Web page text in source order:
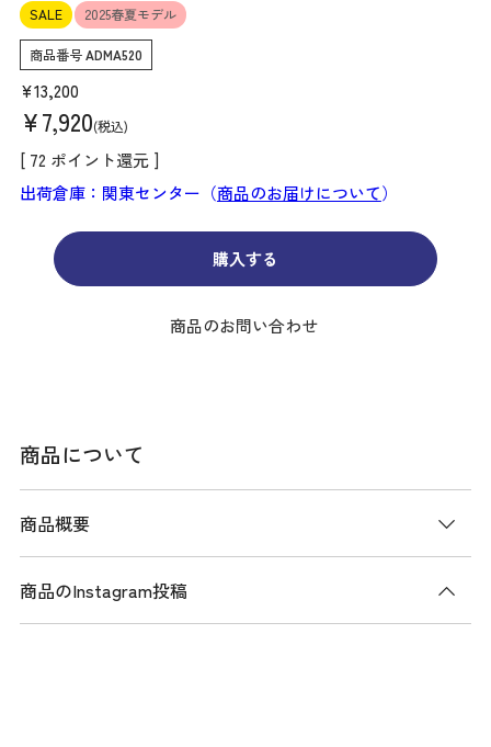
SALE 2025春夏モデル
商品番号ADMA520
¥13,200
¥7,920 税込
[ 72 ポイント還元 ]
出荷倉庫：関東センター（商品のお届けについて）
購入する
商品のお問い合わせ
商品について
商品概要
商品説明
商品のInstagram投稿